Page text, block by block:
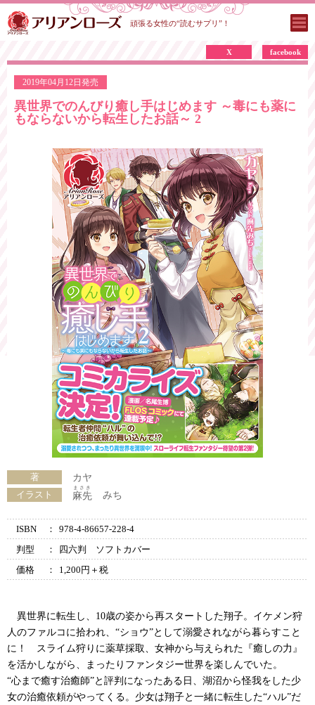
頑張る女性の“読むサプリ”！
2019年04月12日発売
X facebook
異世界でのんびり癒し手はじめます ～毒にも薬に
もならないから転生したお話～ 2
著
カヤ
イラスト
麻先
まさき
みち
ISBN ：
978-4-86657-228-4
判型
：
四六判 ソフトカバー
価格
： 1,200円＋税
異世界に転生し、10歳の姿から再スタートした翔子。イケメン狩
人のファルコに拾われ、“ショウ”として溺愛されながら暮らすこと
に！ スライム狩りに薬草採取、女神から与えられた『癒しの力』
を活かしながら、まったりファンタジー世界を楽しんでいた。
“心まで癒す治癒師”と評判になったある日、湖沼から怪我をした少
女の治癒依頼がやってくる。少女は翔子と一緒に転生した“ハル”だ